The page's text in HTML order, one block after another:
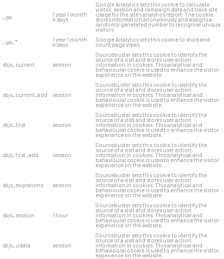
_ga 1 year 1 month
4 days
Google Analytics sets this cookie to calculate
visitor, session and campaign data and track site
usage for the site's analytics report. The cookie
stores information anonymously and assigns a
randomly generated number to recognise unique
visitors.
_ga_*
1 year 1 month
4 days
Google Analytics sets this cookie to store and
count page views.
sbjs_current session
Sourcebuster sets this cookie to identify the
source of a visit and stores user action
information in cookies. This analytical and
behavioural cookie is used to enhance the visitor
experience on the website.
sbjs_current_add session
Sourcebuster sets this cookie to identify the
source of a visit and stores user action
information in cookies. This analytical and
behavioural cookie is used to enhance the visitor
experience on the website.
sbjs_first session
Sourcebuster sets this cookie to identify the
source of a visit and stores user action
information in cookies. This analytical and
behavioural cookie is used to enhance the visitor
experience on the website.
sbjs_first_add session
Sourcebuster sets this cookie to identify the
source of a visit and stores user action
information in cookies. This analytical and
behavioural cookie is used to enhance the visitor
experience on the website.
sbjs_migrations session
Sourcebuster sets this cookie to identify the
source of a visit and stores user action
information in cookies. This analytical and
behavioural cookie is used to enhance the visitor
experience on the website.
sbjs_session 1 hour
Sourcebuster sets this cookie to identify the
source of a visit and stores user action
information in cookies. This analytical and
behavioural cookie is used to enhance the visitor
experience on the website.
sbjs_udata session
Sourcebuster sets this cookie to identify the
source of a visit and stores user action
information in cookies. This analytical and
behavioural cookie is used to enhance the visitor
experience on the website.